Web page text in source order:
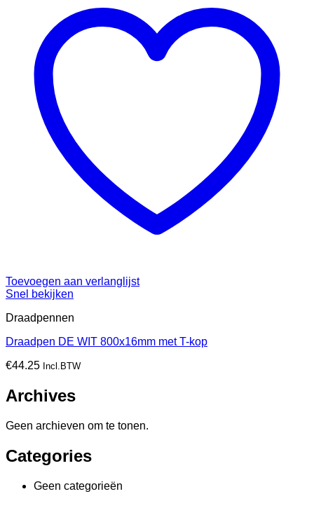
Toevoegen aan verlanglijst
Snel bekijken
Draadpennen
Draadpen DE WIT 800x16mm met T-kop
€44.25 Incl.BTW
Archives
Geen archieven om te tonen.
Categories
Geen categorieën